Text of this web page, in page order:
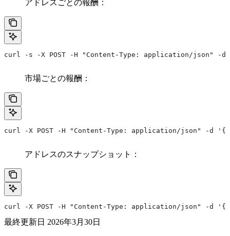
アドレスごとの報酬：
curl -s -X POST -H "Content-Type: application/json" -
市場ごとの報酬：
curl -X POST -H "Content-Type: application/json" -d
アドレスのスナップショット：
curl -X POST -H "Content-Type: application/json" -d
最終更新日 2026年3月30日